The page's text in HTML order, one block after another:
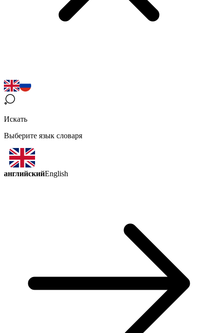
Искать
Выберите язык словаря
английскийEnglish